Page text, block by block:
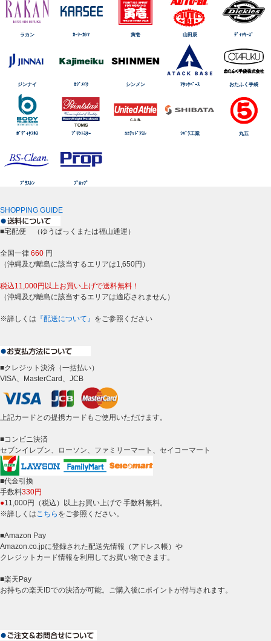
ラカン ｶｰｼｰｶｼﾏ 寅壱 山田辰 ﾃﾞｨｯｷｰｽﾞ
ジンナイ ｶｼﾞﾒｲｸ シンメン ｱﾀｯｸﾍﾞｰｽ おたふく手袋
ﾎﾞﾃﾞｨﾀﾌﾈｽ ﾌﾟﾘﾝﾄｽﾀｰ ﾕﾆﾃｯﾄﾞｱｽﾚ ｼﾊﾞﾗ工業 丸五
ﾌﾞﾗｽﾄﾝ ﾌﾟﾛｯﾌﾟ
SHOPPING GUIDE
■宅配便 （ゆうぱっくまたは福山通運）
全国一律 660 円
（沖縄及び離島に該当するエリアは1,650円）
税込11,000円以上お買い上げで送料無料！
（沖縄及び離島に該当するエリアは適応されません）
※詳しくは 『配送について』 をご参照ください
■クレジット決済（一括払い）
VISA、MasterCard、JCB
上記カードとの提携カードもご使用いただけます。
■コンビニ決済
セブンイレブン、ローソン、ファミリーマート、セイコーマート
■代金引換
手数料330円
●11,000円（税込）以上お買い上げで 手数料無料。
※詳しくはこちら をご参照ください。
■Amazon Pay
Amazon.co.jpに登録された配送先情報（アドレス帳）や
クレジットカード情報を利用してお買い物できます。
■楽天Pay
お持ちの楽天IDでの決済が可能。ご購入後にポイントが付与されます。